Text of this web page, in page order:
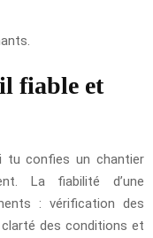
fiable et
tu confies un chantier
La fiabilité d’une
: vérification des
des conditions et